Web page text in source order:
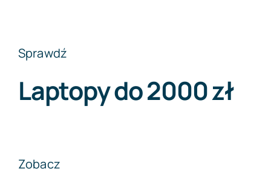
Sprawdź
Laptopy do 2000 zł
Zobacz